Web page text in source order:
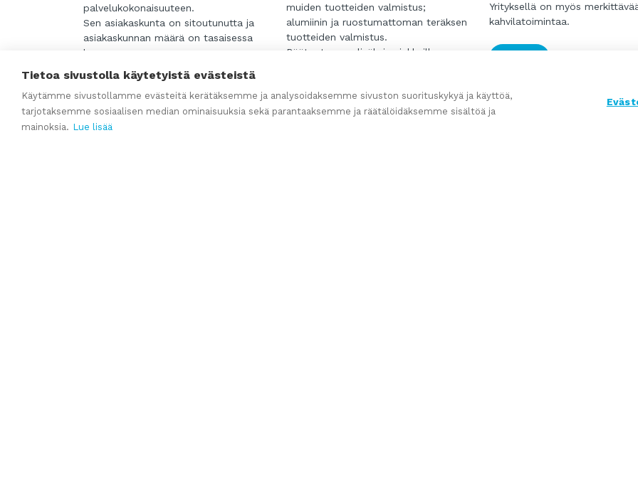
palvelukokonaisuuteen.
Sen asiakaskunta on sitoutunutta ja
asiakaskunnan määrä on tasaisessa
kasvussa.
laadukkaasta valikoimastaan sekä
asiakaslähtöisestä palvelustaan.
Yrityksen sijainti on erinomainen ja
sen saavutettavuus on hyvä.
...
muiden tuotteiden valmistus;
alumiinin ja ruostumattoman teräksen
tuotteiden valmistus.
Päätuotannon lisäksi asiakkaille
jyrsintä, taivutus, poraus jne.
Asiakkaita ovat pellettitehtaat ja
...
Yrityksellä on myös
kahvilatoimintaa.
Tietoa sivustolla käytetyistä evästeistä
Käytämme sivustollamme evästeitä kerätäksemme ja analysoidaksemme sivuston suorituskykyä ja käyttöä,
tarjotaksemme sosiaalisen median ominaisuuksia sekä parantaaksemme ja räätälöidäksemme sisältöä ja
mainoksia. Lue lisää